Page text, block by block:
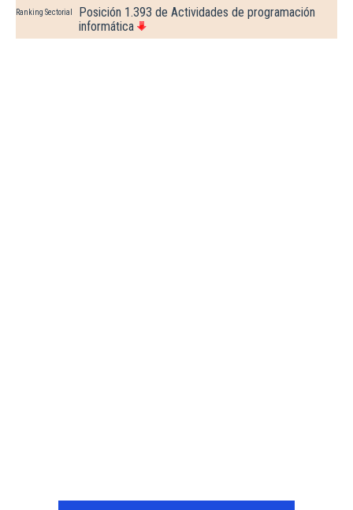
Ranking Sectorial
Posición 1.393 de Actividades de programación
informática